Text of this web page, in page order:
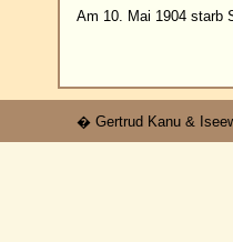
Am 10. Mai 1904 starb
� Gertrud Kanu &